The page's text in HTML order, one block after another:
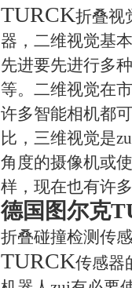
TURCK折叠视
器，二维视觉基
先进要先进行多
等。二维视觉在
许多智能相机都
比，三维视觉是
角度的摄像机或
样，现在也有许
德国图尔克
折叠碰撞检测传
TURCK传感器